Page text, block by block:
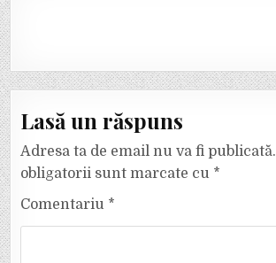
Lasă un răspuns
Adresa ta de email nu va fi publicată.
obligatorii sunt marcate cu *
Comentariu *